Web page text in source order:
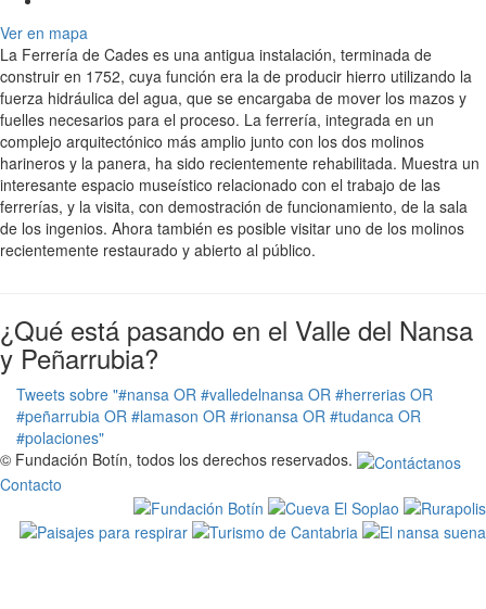
Ver en mapa
La Ferrería de Cades es una antigua instalación, terminada de
construir en 1752, cuya función era la de producir hierro utilizando la
fuerza hidráulica del agua, que se encargaba de mover los mazos y
fuelles necesarios para el proceso. La ferrería, integrada en un
complejo arquitectónico más amplio junto con los dos molinos
harineros y la panera, ha sido recientemente rehabilitada. Muestra un
interesante espacio museístico relacionado con el trabajo de las
ferrerías, y la visita, con demostración de funcionamiento, de la sala
de los ingenios. Ahora también es posible visitar uno de los molinos
recientemente restaurado y abierto al público.
¿Qué está pasando en el Valle del Nansa
y Peñarrubia?
Tweets sobre "#nansa OR #valledelnansa OR #herrerias OR
#peñarrubia OR #lamason OR #rionansa OR #tudanca OR
#polaciones"
© Fundación Botín, todos los derechos reservados.
Contacto